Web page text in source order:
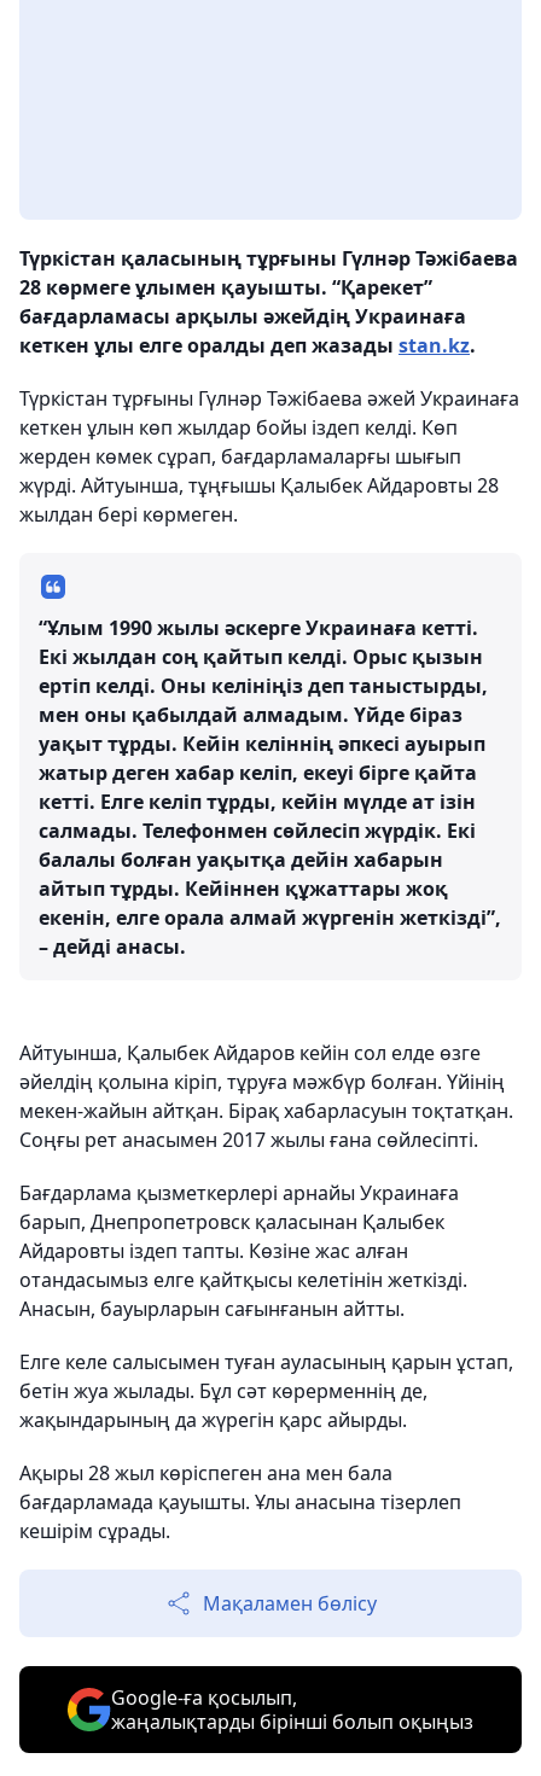
Түркістан қаласының тұрғыны Гүлнәр Тәжібаева
28 көрмеге ұлымен қауышты. “Қарекет”
бағдарламасы арқылы әжейдің Украинаға
кеткен ұлы елге оралды деп жазады stan.kz.
Түркістан тұрғыны Гүлнәр Тәжібаева әжей Украинаға
кеткен ұлын көп жылдар бойы іздеп келді. Көп
жерден көмек сұрап, бағдарламаларғы шығып
жүрді. Айтуынша, тұңғышы Қалыбек Айдаровты 28
жылдан бері көрмеген.
“Ұлым 1990 жылы әскерге Украинаға кетті.
Екі жылдан соң қайтып келді. Орыс қызын
ертіп келді. Оны келініңіз деп таныстырды,
мен оны қабылдай алмадым. Үйде біраз
уақыт тұрды. Кейін келіннің әпкесі ауырып
жатыр деген хабар келіп, екеуі бірге қайта
кетті. Елге келіп тұрды, кейін мүлде ат ізін
салмады. Телефонмен сөйлесіп жүрдік. Екі
балалы болған уақытқа дейін хабарын
айтып тұрды. Кейіннен құжаттары жоқ
екенін, елге орала алмай жүргенін жеткізді”,
– дейді анасы.
Айтуынша, Қалыбек Айдаров кейін сол елде өзге
әйелдің қолына кіріп, тұруға мәжбүр болған. Үйінің
мекен-жайын айтқан. Бірақ хабарласуын тоқтатқан.
Соңғы рет анасымен 2017 жылы ғана сөйлесіпті.
Бағдарлама қызметкерлері арнайы Украинаға
барып, Днепропетровск қаласынан Қалыбек
Айдаровты іздеп тапты. Көзіне жас алған
отандасымыз елге қайтқысы келетінін жеткізді.
Анасын, бауырларын сағынғанын айтты.
Елге келе салысымен туған ауласының қарын ұстап,
бетін жуа жылады. Бұл сәт көрерменнің де,
жақындарының да жүрегін қарс айырды.
Ақыры 28 жыл көріспеген ана мен бала
бағдарламада қауышты. Ұлы анасына тізерлеп
кешірім сұрады.
Мақаламен бөлісу
Google-ға қосылып,
жаңалықтарды бірінші болып оқыңыз